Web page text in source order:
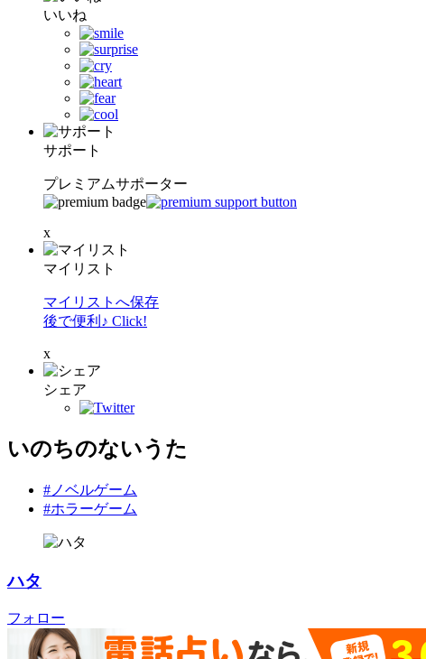
いいね
サポート
プレミアムサポーター
x
マイリスト
マイリストへ保存
後で便利♪ Click!
x
シェア
いのちのないうた
#ノベルゲーム
#ホラーゲーム
ハタ
フォロー